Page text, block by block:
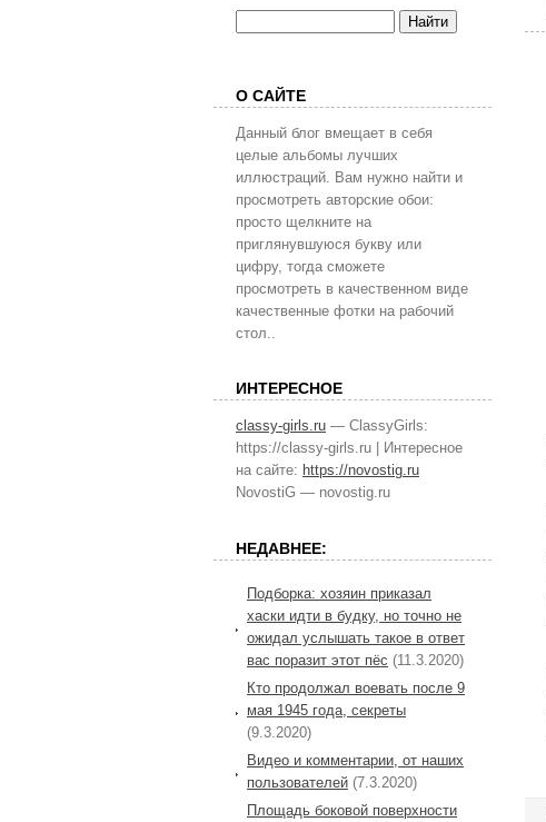
О САЙТЕ
Данный блог вмещает в себя
целые альбомы лучших
иллюстраций. Вам нужно найти и
просмотреть авторские обои:
просто щелкните на
приглянувшуюся букву или
цифру, тогда сможете
просмотреть в качественном виде
качественные фотки на рабочий
стол..
ИНТЕРЕСНОЕ
classy-girls.ru — ClassyGirls:
https://classy-girls.ru | Интересное
на сайте: https://novostig.ru
NovostiG — novostig.ru
НЕДАВНЕЕ:
Подборка: хозяин приказал
хаски идти в будку, но точно не
ожидал услышать такое в ответ
вас поразит этот пёс (11.3.2020)
Кто продолжал воевать после 9
мая 1945 года, секреты
(9.3.2020)
Видео и комментарии, от наших
пользователей (7.3.2020)
Площадь боковой поверхности